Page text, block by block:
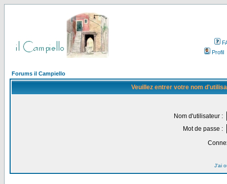
Profil
Forums il Campiello
Veuillez entrer votre nom
Nom d'utilisateur :
Mot de passe :
J'ai